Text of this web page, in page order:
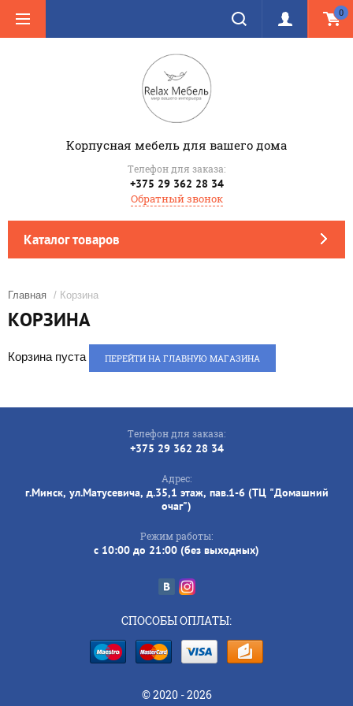
0
Корпусная мебель для вашего дома
Телефон для заказа:
+375 29 362 28 34
Обратный звонок
Каталог товаров
Главная / Корзина
КОРЗИНА
Корзина пуста ПЕРЕЙТИ НА ГЛАВНУЮ МАГАЗИНА
Телефон для заказа:
+375 29 362 28 34
Адрес:
г.Минск, ул.Матусевича, д.35,1 этаж, пав.1-6 (ТЦ "Домашний
очаг")
Режим работы:
с 10:00 до 21:00 (без выходных)
СПОСОБЫ ОПЛАТЫ:
© 2020 - 2026